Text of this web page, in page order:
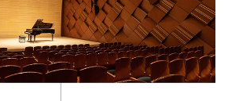
ク
ー
ル